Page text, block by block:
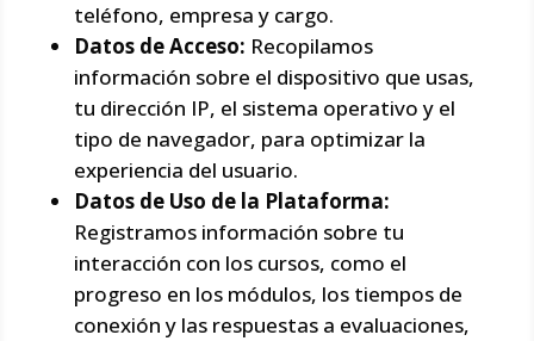
teléfono, empresa y cargo.
Datos de Acceso: Recopilamos
información sobre el dispositivo que usas,
tu dirección IP, el sistema operativo y el
tipo de navegador, para optimizar la
experiencia del usuario.
Datos de Uso de la Plataforma:
Registramos información sobre tu
interacción con los cursos, como el
progreso en los módulos, los tiempos de
conexión y las respuestas a evaluaciones,